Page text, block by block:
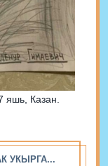
яшь, Казан.
УКЫРГА...